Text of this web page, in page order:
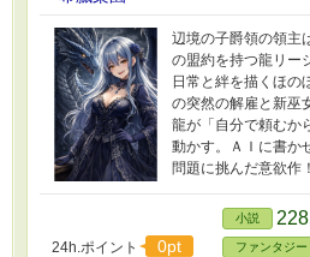
辺境の子爵領の領主
の盟約を持つ龍リー
日常と絆を描くほの
の突然の解雇と新巫
龍が「自分で頼むか
動かす。ＡＩに書か
問題に挑んだ意欲作！
24h.ポイント 0pt
小説
ファンタジー